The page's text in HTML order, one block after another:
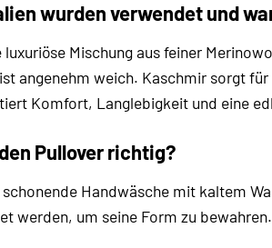
wurden verwendet und
luxuriöse Mischung aus feiner
angenehm weich. Kaschmir sorgt
Komfort, Langlebigkeit und eine
Pullover richtig?
Handwäsche mit kaltem
werden, um seine Form zu